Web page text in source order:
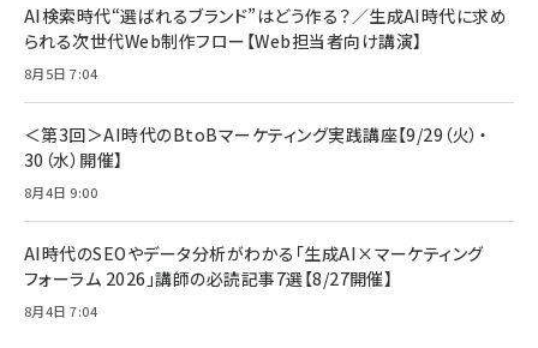
ンセリング/マルチポイント接続 / 最大50時間
再生 / PSE技術基準適合】ブラック
￥5,990
Anker PowerLine III Flow USB-C & USB-C
ケーブル Anker絡まないケーブル 240W 結束バン
ド付き USB PD対応 シリコン素材採用 iPhone
Amazonランキングをもっと見る
￥4,192
キャンペーン】
￥4,857
Amazonランキングをもっと見る
AI検索時代“選ばれるブランド”はどう作る？／生成AI時代に求め
られる次世代Web制作フロー【Web担当者向け講演】
8月5日 7:04
＜第3回＞AI時代のBtoBマーケティング実践講座【9/29（火）・
30（水）開催】
8月4日 9:00
AI時代のSEOやデータ分析がわかる「生成AI×マーケティング
フォーラム 2026」講師の必読記事7選【8/27開催】
8月4日 7:04